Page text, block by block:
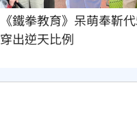
《鐵拳教育》呆萌奉靳
穿出逆天比例